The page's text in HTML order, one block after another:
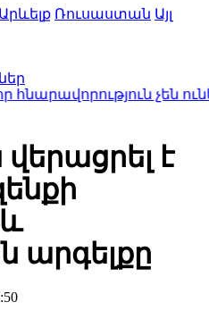
Ռուսաստան Այլ
չեն
է